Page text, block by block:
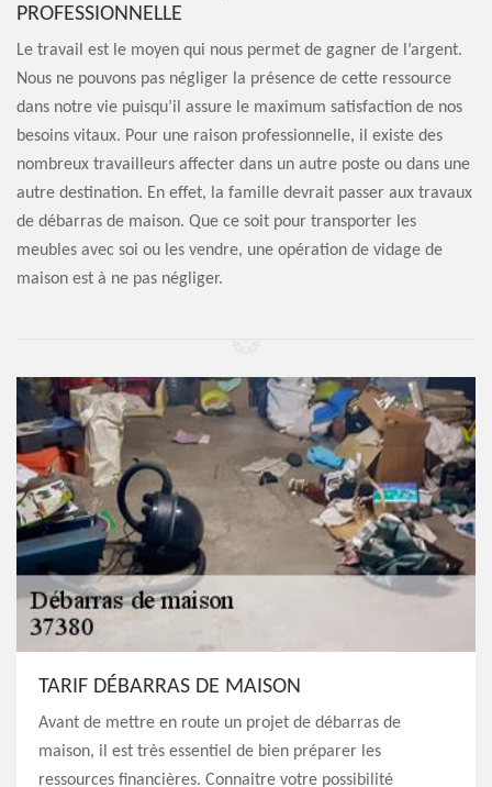
PROFESSIONNELLE
Le travail est le moyen qui nous permet de gagner de l’argent.
Nous ne pouvons pas négliger la présence de cette ressource
dans notre vie puisqu’il assure le maximum satisfaction de nos
besoins vitaux. Pour une raison professionnelle, il existe des
nombreux travailleurs affecter dans un autre poste ou dans une
autre destination. En effet, la famille devrait passer aux travaux
de débarras de maison. Que ce soit pour transporter les
meubles avec soi ou les vendre, une opération de vidage de
maison est à ne pas négliger.
TARIF DÉBARRAS DE MAISON
Avant de mettre en route un projet de débarras de
maison, il est très essentiel de bien préparer les
ressources financières. Connaitre votre possibilité